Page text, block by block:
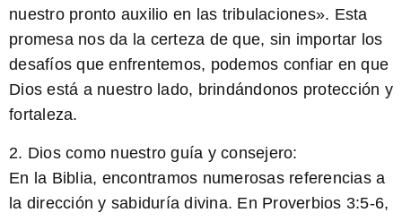
nuestro pronto auxilio en las tribulaciones». Esta
promesa nos da la certeza de que, sin importar los
desafíos que enfrentemos, podemos confiar en que
Dios está a nuestro lado, brindándonos protección y
fortaleza.
2. Dios como nuestro guía y consejero:
En la Biblia, encontramos numerosas referencias a
la dirección y sabiduría divina. En Proverbios 3:5-6,